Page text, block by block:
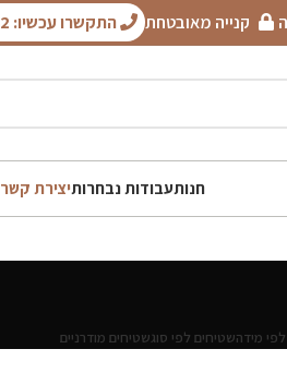
קנייה מאובטחת התקשרו עכשיו: 050-4683642
חנותעבודות נבחרותיצירת קשר
מידהשטיחים לפי סוגשטיחים מודרניים